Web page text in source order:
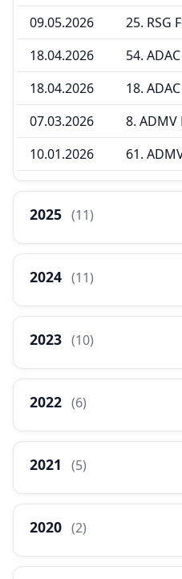
09.05.2026
18.04.2026
18.04.2026
07.03.2026
10.01.2026
2025 (11)
2024 (11)
2023 (10)
2022 (6)
2021 (5)
2020 (2)